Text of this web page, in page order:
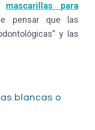
mascarillas para
pensar que las
y las
blancas o